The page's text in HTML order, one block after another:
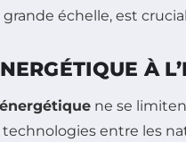
échelle, est
À
ne se
entre les